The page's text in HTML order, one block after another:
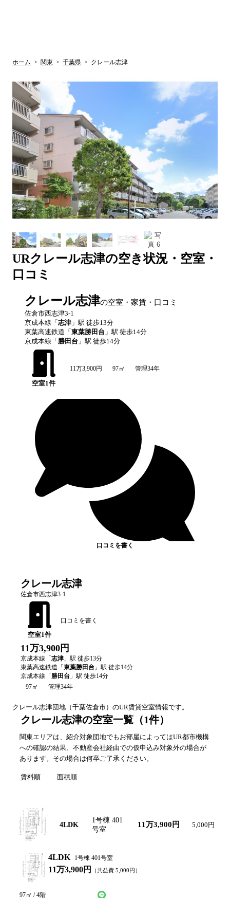
ホーム > 関東 > 千葉県 > クレール志津
URクレール志津の空き状況・空室・
口コミ
クレール志津の空室・家賃・口コミ
佐倉市西志津3-1
京成本線 「 志津」駅 徒歩13分
東葉高速鉄道 「 東葉勝田台 」駅 徒歩14分
京成本線 「 勝田台 」駅 徒歩14分
空室1件
11万3,900円 97㎡ 管理34年
口コミを書く
クレール志津
佐倉市西志津3-1
空室1件
口コミを書く
11万3,900円
京成本線 「 志津 」駅 徒歩13分
東葉高速鉄道 「 東葉勝田台 」駅 徒歩14分
京成本線 「 勝田台 」駅 徒歩14分
97㎡
管理34年
クレール志津団地（千葉佐倉市）のUR賃貸空室情報です。
クレール志津の空室一覧 （1件）
関東エリアは、紹介対象団地でもお部屋によってはUR都市機構
への確認の結果、不動産会社経由での仮申込み対象外の場合が
あります。その場合は何卒ご了承ください。
賃料順 面積順
4LDK
1号棟 401
号室
11万3,900円 5,000円
4LDK 1号棟 401号室
11万3,900円 （共益費 5,000 円）
97㎡ /4階